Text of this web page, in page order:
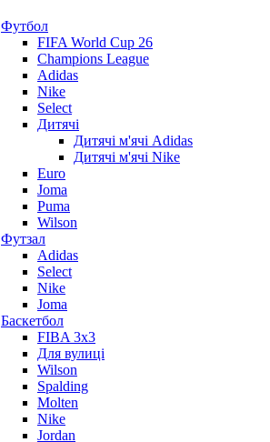
Футбол
FIFA World Cup 26
Champions League
Adidas
Nike
Select
Дитячі
Дитячі м'ячі Adidas
Дитячі м'ячі Nike
Euro
Joma
Puma
Wilson
Футзал
Adidas
Select
Nike
Joma
Баскетбол
FIBA 3x3
Для вулиці
Wilson
Spalding
Molten
Nike
Jordan